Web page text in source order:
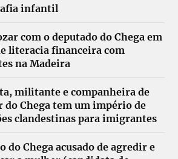
infantil
com o deputado do Chega em
literacia financeira com
na Madeira
militante e companheira de
do Chega tem um império de
clandestinas para imigrantes
do Chega acusado de agredir e